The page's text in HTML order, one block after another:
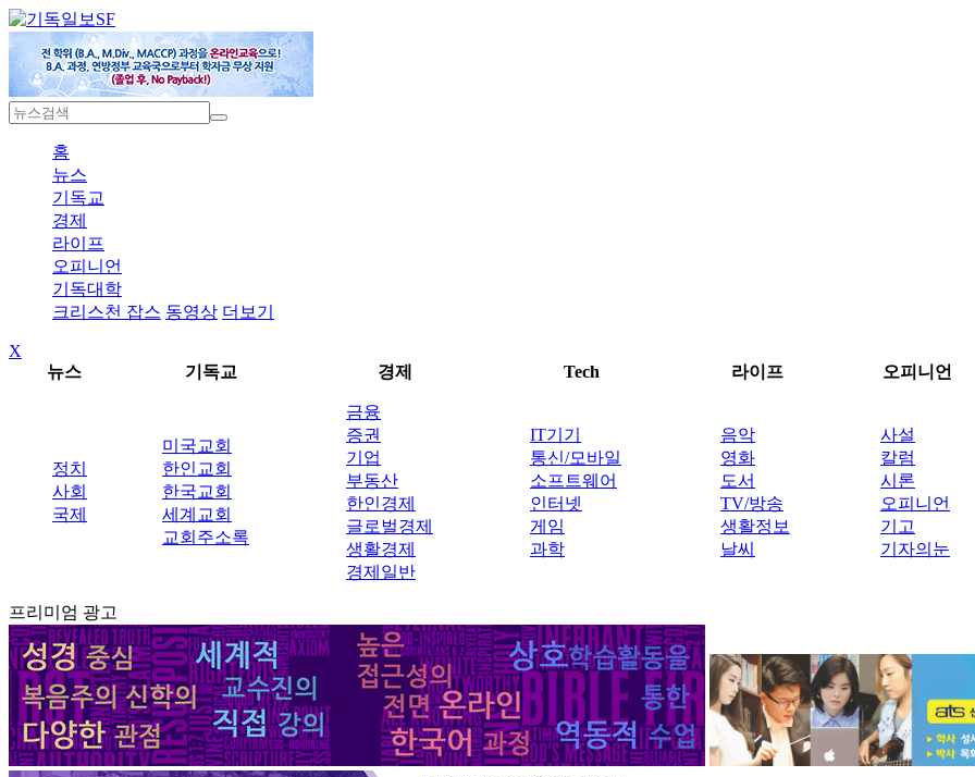
SF
홈
뉴스
기독교
경제
라이프
오피니언
기독대학
크리스천 잡스 동영상 더보기
X
뉴스
기독교 경제 Tech 라이프 오피니언
정치
사회
국제
미국교회
한인교회
한국교회
세계교회
교회주소록
금융
증권
기업
부동산
한인경제
글로벌경제
생활경제
경제일반
IT기기
통신/모바일
소프트웨어
인터넷
게임
과학
음악
영화
도서
TV/방송
생활정보
날씨
사설
칼럼
시론
오피니언
기고
기자의눈
프리미엄 광고